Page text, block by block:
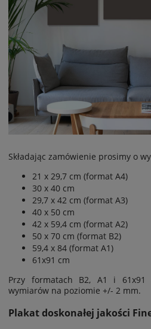
Składając zamówienie prosimy o
21 x 29,7 cm (format A4)
30 x 40 cm
29,7 x 42 cm (format A3)
40 x 50 cm
42 x 59,4 cm (format A2)
50 x 70 cm (format B2)
59,4 x 84 (format A1)
61x91 cm
Przy formatach B2, A1 i
wymiarów na poziomie +/- 2 mm.
Plakat doskonałej jakości